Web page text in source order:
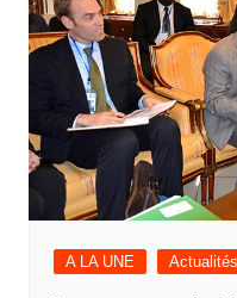
A LA UNE Actualités